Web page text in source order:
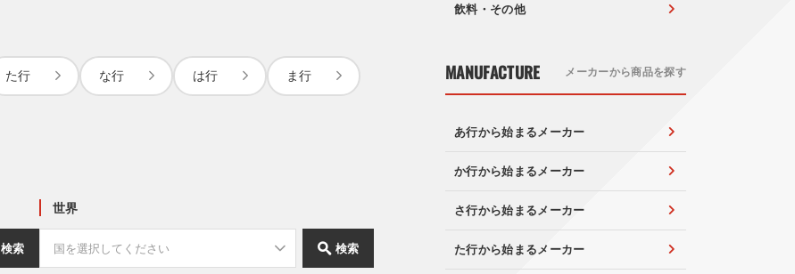
た行 な行 は行 ま行
検索
世界
検索
飲料・その他
MANUFACTURE メーカーから商品を探す
あ行から始まるメーカー
か行から始まるメーカー
さ行から始まるメーカー
た行から始まるメーカー